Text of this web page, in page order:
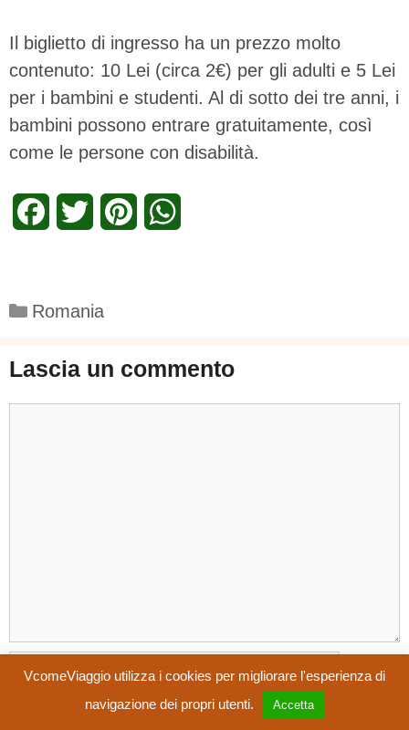
Il biglietto di ingresso ha un prezzo molto
contenuto: 10 Lei (circa 2€) per gli adulti e 5 Lei
per i bambini e studenti. Al di sotto dei tre anni, i
bambini possono entrare gratuitamente, così
come le persone con disabilità.
e t
Categorie
Romania
Lascia un commento
VcomeViaggio utilizza i cookies per migliorare l'esperienza di
navigazione dei propri utenti.
Accetta